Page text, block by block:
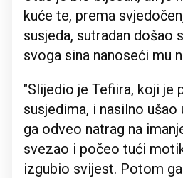
kuće te, prema
susjeda, sutradan došao
svoga sina nanoseći mu
"Slijedio je Tefiira, koji je
susjedima, i nasilno ušao
ga odveo natrag na
svezao i počeo tući
izgubio svijest. Potom